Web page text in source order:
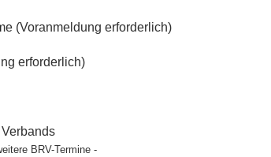
(Voranmeldung erforderlich)
erforderlich)
BRV-Termine -